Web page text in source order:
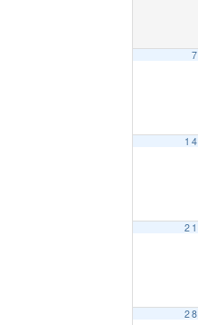
7
14
21
28